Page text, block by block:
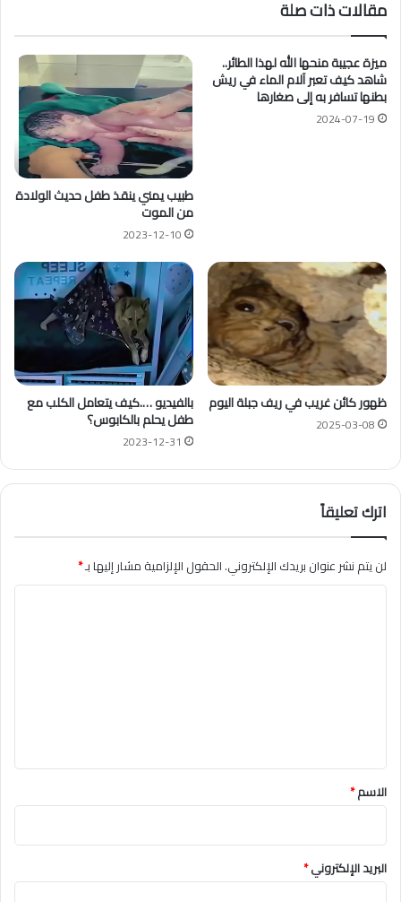
مقالات ذات صلة
ميزة عجيبة منحها الله لهذا الطائر..
شاهد كيف تعبر آلام الماء في ريش
بطنها تسافر به إلى صغارها
2024-07-19
طبيب يمني ينقذ طفل حديث الولادة
من الموت
2023-12-10
ظهور كائن غريب في ريف جبلة اليوم
2025-03-08
بالفيديو ….كيف يتعامل الكلب مع
طفل يحلم بالكابوس؟
2023-12-31
اترك تعليقاً
لن يتم نشر عنوان بريدك الإلكتروني.الحقول الإلزامية مشار إليها بـ*
*
الاسم*
البريد الإلكتروني*